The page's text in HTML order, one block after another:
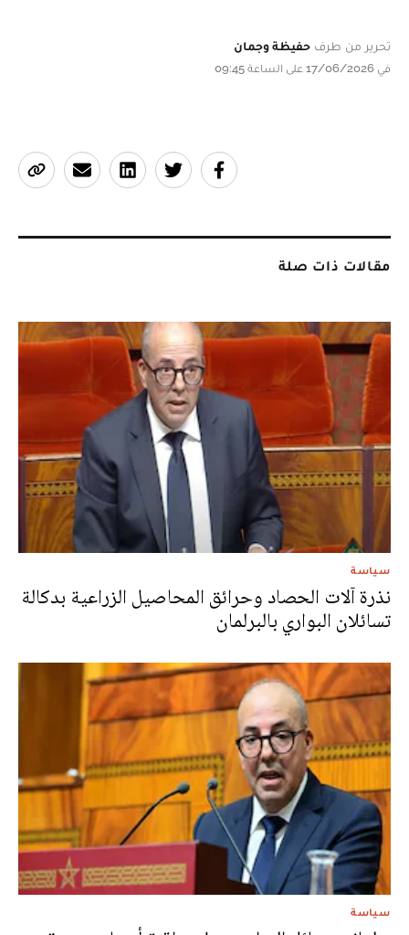
تحرير من طرف حفيظة وجمان
في 17/06/2026 على الساعة 09:45
مقالات ذات صلة
سياسة
نذرة آلات الحصاد وحرائق المحاصيل الزراعية بدكالة
تسائلان البواري بالبرلمان
سياسة